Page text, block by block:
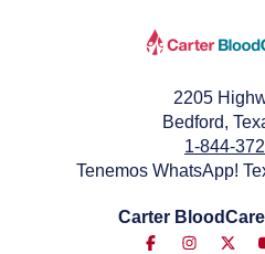
2205
Bedford,
1-844-
Tenemos WhatsApp!
Carter